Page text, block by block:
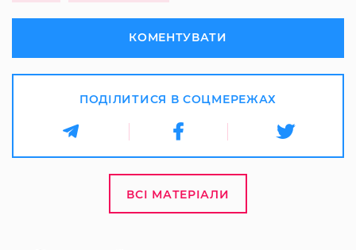
КОМЕНТУВАТИ
ПОДІЛИТИСЯ В СОЦМЕРЕЖАХ
ВСІ МАТЕРІАЛИ